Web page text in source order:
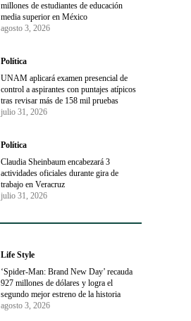
millones de estudiantes de educación
media superior en México
agosto 3, 2026
Política
UNAM aplicará examen presencial de
control a aspirantes con puntajes atípicos
tras revisar más de 158 mil pruebas
julio 31, 2026
Política
Claudia Sheinbaum encabezará 3
actividades oficiales durante gira de
trabajo en Veracruz
julio 31, 2026
Life Style
‘Spider-Man: Brand New Day’ recauda
927 millones de dólares y logra el
segundo mejor estreno de la historia
agosto 3, 2026